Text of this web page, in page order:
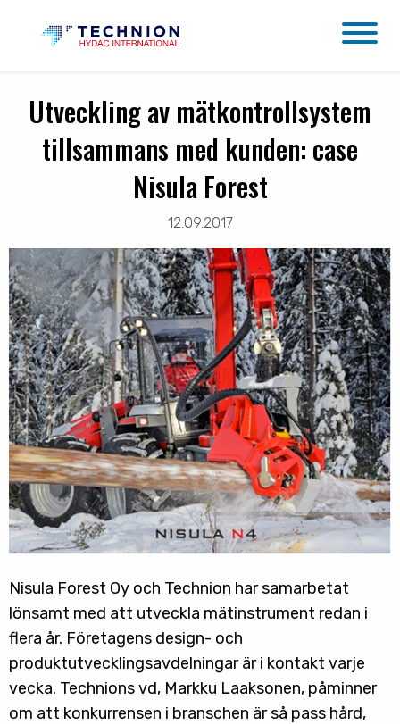
Utveckling av mätkontrollsystem
tillsammans med kunden: case
Nisula Forest
12.09.2017
Nisula Forest Oy och Technion har samarbetat
lönsamt med att utveckla mätinstrument redan i
flera år. Företagens design- och
produktutvecklingsavdelningar är i kontakt varje
vecka. Technions vd, Markku Laaksonen, påminner
om att konkurrensen i branschen är så pass hård,